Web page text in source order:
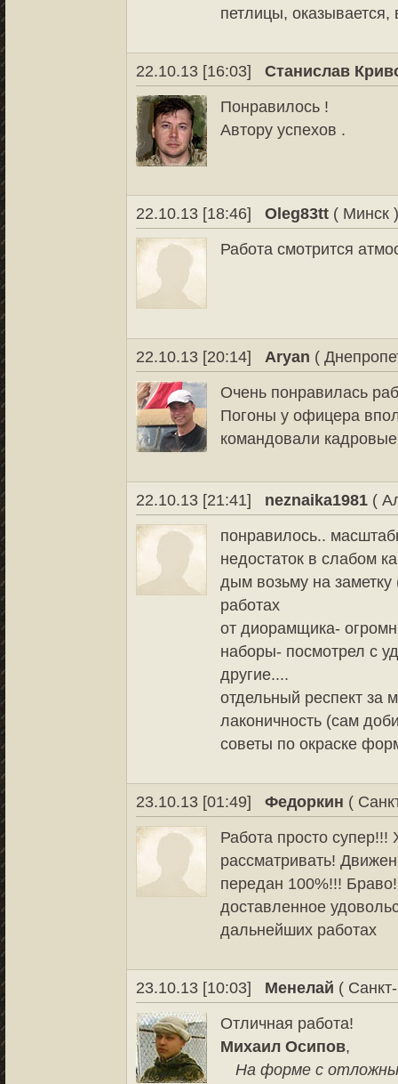
петлицы,
22.10.13 [16:03]
Станислав
Понравилось !
Автору успехов .
22.10.13 [18:46] Oleg83tt ( Минск
Работа смотрится
22.10.13 [20:14] Aryan (
Очень понравилась
Погоны у офицера
командовали
22.10.13 [21:41] neznaika1981 (
понравилось..
недостаток в слабом
дым возьму на
работах
от диорамщика-
наборы- посмотрел с
другие....
отдельный респект за
лаконичность (сам
советы по окраске
23.10.13 [01:49] Федоркин (
Работа просто супер!!!
рассматривать!
передан 100%!!!
доставленное
дальнейших работах
23.10.13 [10:03] Менелай (
Отличная работа!
Михаил Осипов,
На форме с